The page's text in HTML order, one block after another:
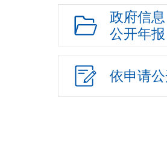
政府信息
公开年报
依申请